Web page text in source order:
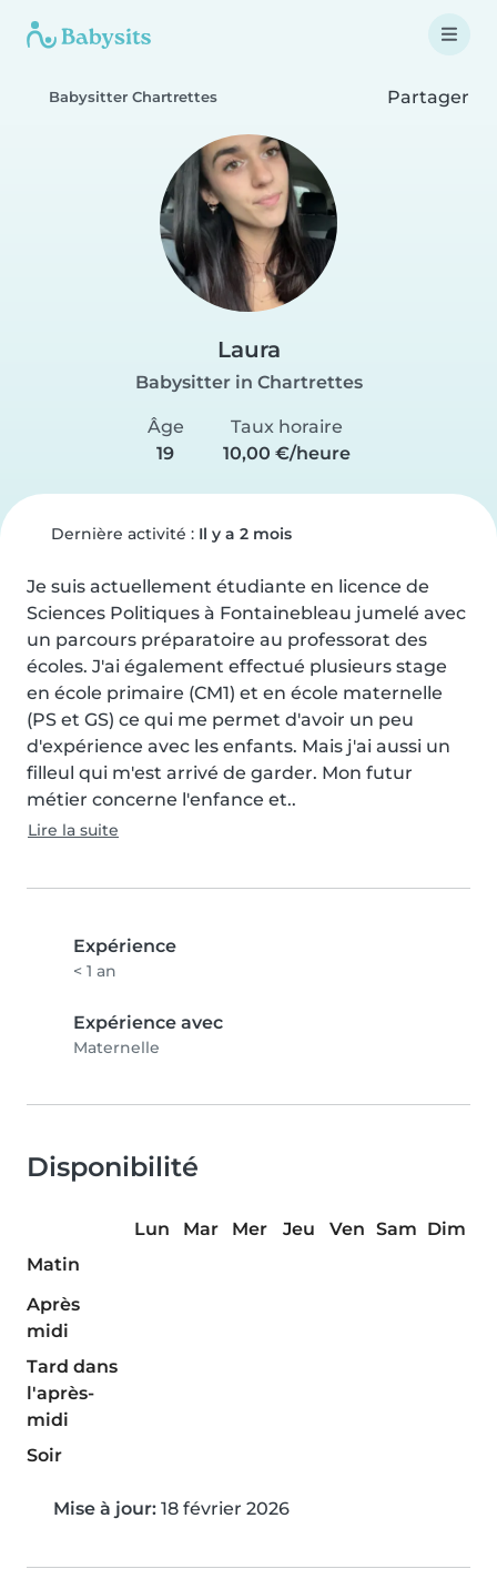
Babysitter Chartrettes Partager
Laura
Babysitter in Chartrettes
Âge
19
Taux horaire
10,00 €/heure
Dernière activité : Il y a 2 mois
Je suis actuellement étudiante en licence de
Sciences Politiques à Fontainebleau jumelé avec
un parcours préparatoire au professorat des
écoles. J'ai également effectué plusieurs stage
en école primaire (CM1) et en école maternelle
(PS et GS) ce qui me permet d'avoir un peu
d'expérience avec les enfants. Mais j'ai aussi un
filleul qui m'est arrivé de garder. Mon futur
métier concerne l'enfance et..
Lire la suite
Expérience
< 1 an
Expérience avec
Maternelle
Disponibilité
Lun Mar Mer Jeu Ven Sam Dim
Matin
Après
midi
Tard dans
l'après-
midi
Soir
Mise à jour: 18 février 2026